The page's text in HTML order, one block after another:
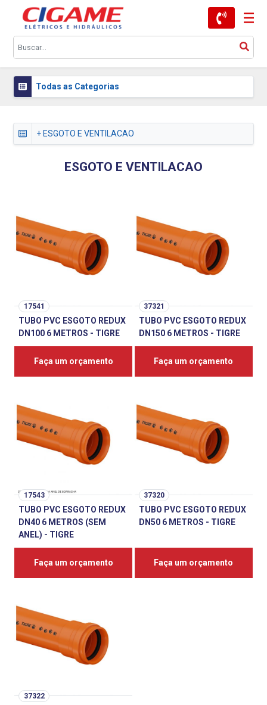
Todas as Categorias
+ ESGOTO E VENTILACAO
ESGOTO E VENTILACAO
17541
TUBO PVC ESGOTO REDUX
DN100 6 METROS - TIGRE
Faça um orçamento
37321
TUBO PVC ESGOTO REDUX
DN150 6 METROS - TIGRE
Faça um orçamento
17543
TUBO PVC ESGOTO REDUX
DN40 6 METROS (SEM
ANEL) - TIGRE
Faça um orçamento
37320
TUBO PVC ESGOTO REDUX
DN50 6 METROS - TIGRE
Faça um orçamento
37322